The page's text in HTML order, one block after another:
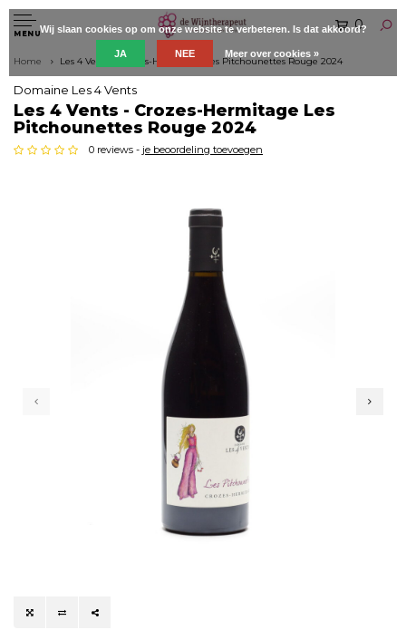
MENU
0
Home Les 4 Vents - Crozes-Hermitage Les Pitchounettes Rouge 2024
Domaine Les 4 Vents
Les 4 Vents - Crozes-Hermitage Les
Pitchounettes Rouge 2024
0 reviews - je beoordeling toevoegen
Wij slaan cookies op om onze website te verbeteren. Is dat akkoord?
JA NEE Meer over cookies »